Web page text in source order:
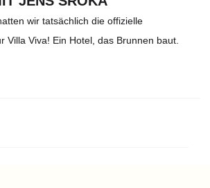
wir tatsächlich die offizielle
Villa Viva! Ein Hotel, das Brunnen baut.